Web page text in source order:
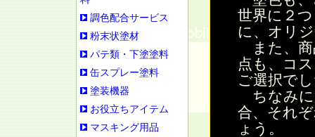
世界に２
に、オリ
また、商
点も、コ
ご選択で
ちなみに
合、それ
ょう。
調色配合サービス
粉末状塗材
パテ類・下塗塗料
缶スプレー塗料
塗装機器
お役立ちアイテム
マスキング用品